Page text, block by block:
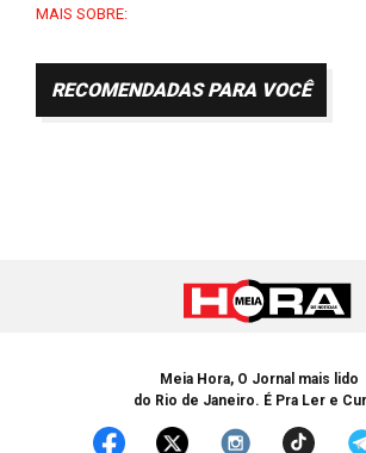
MAIS SOBRE:
RECOMENDADAS PARA VOCÊ
Meia Hora, O Jornal mais lido
do Rio de Janeiro. É Pra Ler e